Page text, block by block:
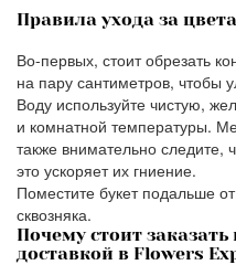
Правила ухода за
Во-первых, стоит обрезать
на пару сантиметров, чтобы
Воду используйте чистую,
и комнатной температуры.
также внимательно следите,
это ускоряет их гниение.
Поместите букет подальше
сквозняка.
Почему стоит
доставкой в Flowers